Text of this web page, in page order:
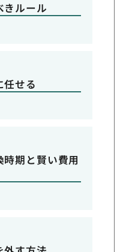
きルール
任せる
期と賢い費用